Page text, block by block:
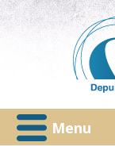
Menu